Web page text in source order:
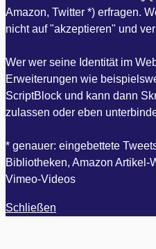
Amazon, Twitter *) erfragen.
nicht auf "akzeptieren" und
Wer wer seine Identität im
Erweiterungen wie
ScriptBlock und kann dann
zulassen oder eben
* genauer: eingebettete
Bibliotheken, Amazon Artikel-
Vimeo-Videos
Schließen